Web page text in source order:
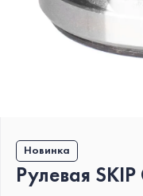
Новинка
Рулевая